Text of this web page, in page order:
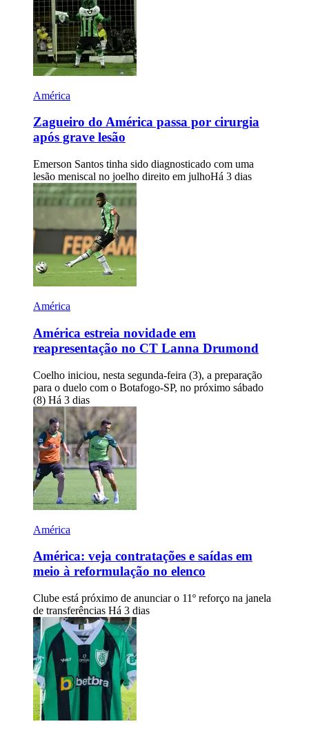
América
Zagueiro do América passa por cirurgia
após grave lesão
Emerson Santos tinha sido diagnosticado com uma
lesão meniscal no joelho direito em julhoHá 3 dias
América
América estreia novidade em
reapresentação no CT Lanna Drumond
Coelho iniciou, nesta segunda-feira (3), a preparação
para o duelo com o Botafogo-SP, no próximo sábado
(8) Há 3 dias
América
América: veja contratações e saídas em
meio à reformulação no elenco
Clube está próximo de anunciar o 11º reforço na janela
de transferências Há 3 dias